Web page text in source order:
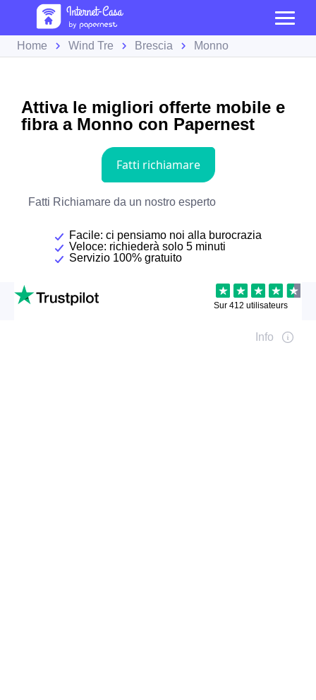
Home Wind Tre Brescia Monno